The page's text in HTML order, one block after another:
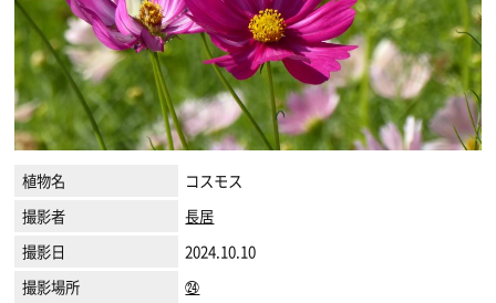
植物名
コスモス
撮影者
長居
撮影日
2024.10.10
撮影場所
㉔